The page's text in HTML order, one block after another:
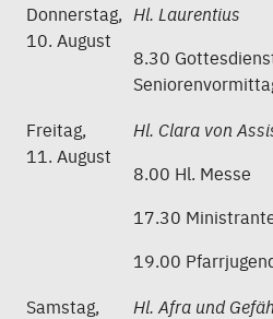
Donnerstag,
10. August
Hl. Laurentius
8.30
Freitag,
11. August
Hl. Clara von
8.00 Hl. Messe
17.30
19.00
Samstag,
Hl. Afra und